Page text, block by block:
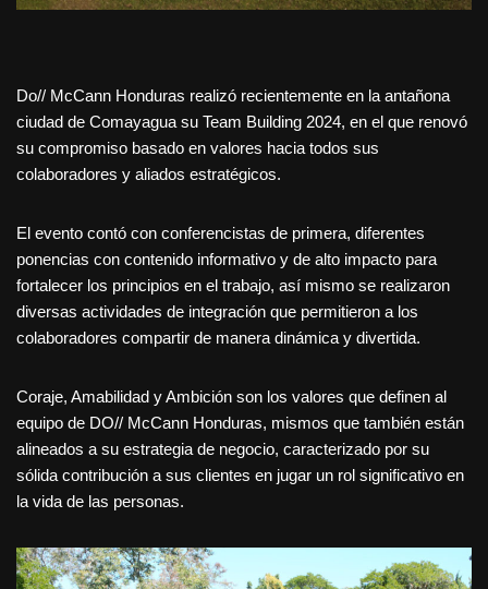
Do// McCann Honduras realizó recientemente en la antañona
ciudad de Comayagua su Team Building 2024, en el que renovó
su compromiso basado en valores hacia todos sus
colaboradores y aliados estratégicos.
El evento contó con conferencistas de primera, diferentes
ponencias con contenido informativo y de alto impacto para
fortalecer los principios en el trabajo, así mismo se realizaron
diversas actividades de integración que permitieron a los
colaboradores compartir de manera dinámica y divertida.
Coraje, Amabilidad y Ambición son los valores que definen al
equipo de DO// McCann Honduras, mismos que también están
alineados a su estrategia de negocio, caracterizado por su
sólida contribución a sus clientes en jugar un rol significativo en
la vida de las personas.